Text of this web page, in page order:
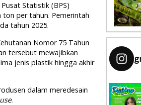
Statistik (BPS)
per tahun. Pemerintah
tahun 2025.
Nomor 75 Tahun
tersebut mewajibkan
jenis plastik hingga akhir
dalam meredesain
.